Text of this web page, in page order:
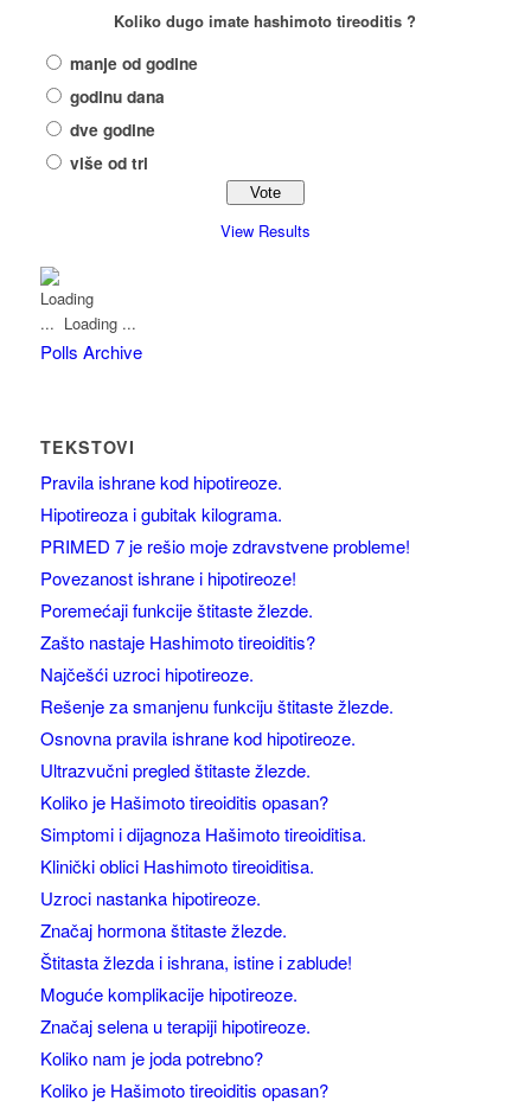
Koliko dugo imate hashimoto tireoditis ?
manje od godine
godinu dana
dve godine
više od tri
View Results
Loading ...
Polls Archive
TEKSTOVI
Pravila ishrane kod hipotireoze.
Hipotireoza i gubitak kilograma.
PRIMED 7 je rešio moje zdravstvene probleme!
Povezanost ishrane i hipotireoze!
Poremećaji funkcije štitaste žlezde.
Zašto nastaje Hashimoto tireoiditis?
Najčešći uzroci hipotireoze.
Rešenje za smanjenu funkciju štitaste žlezde.
Osnovna pravila ishrane kod hipotireoze.
Ultrazvučni pregled štitaste žlezde.
Koliko je Hašimoto tireoiditis opasan?
Simptomi i dijagnoza Hašimoto tireoiditisa.
Klinički oblici Hashimoto tireoiditisa.
Uzroci nastanka hipotireoze.
Značaj hormona štitaste žlezde.
Štitasta žlezda i ishrana, istine i zablude!
Moguće komplikacije hipotireoze.
Značaj selena u terapiji hipotireoze.
Koliko nam je joda potrebno?
Koliko je Hašimoto tireoiditis opasan?